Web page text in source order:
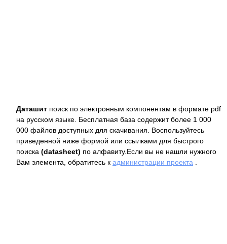
Даташит поиск по электронным компонентам в формате pdf
на русском языке. Бесплатная база содержит более 1 000
000 файлов доступных для скачивания. Воспользуйтесь
приведенной ниже формой или ссылками для быстрого
поиска (datasheet) по алфавиту.Если вы не нашли нужного
Вам элемента, обратитесь к администрации проекта